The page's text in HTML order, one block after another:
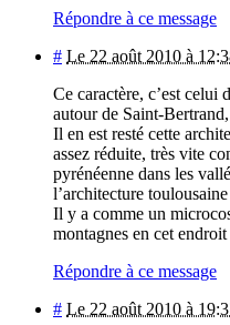
Répondre à ce message
# Le 22 août 2010 à
Ce caractère, c’est celui
autour de Saint-
Il en est resté cette
assez réduite, très vite
pyrénéenne dans les
l’architecture
Il y a comme un
montagnes en cet endroit
Répondre à ce message
# Le 22 août 2010 à